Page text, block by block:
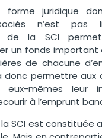
forme juridique
n’est pas
de la SCI
un fonds important
de chacune
permettre aux
mêmes leur
à l’emprunt
SCI est constituée